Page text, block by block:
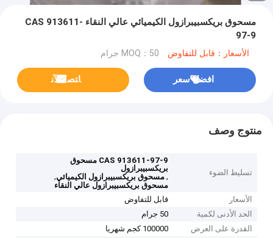
مسحوق بريكسبيبرازول الكيميائي عالي النقاء CAS 913611-
97-9
الأسعار：قابل للتفاوض MOQ：50 جرام
افضل سعر ﺎﺘﺼﻟ ﺍﻶﻧ
منتوج وصف
تسليط الضوء
CAS 913611-97-9 مسحوق
بريكسبيبرازول
,مسحوق بريكسبيبرازول الكيميائي,
مسحوق بريكسبيبرازول عالي النقاء
الأسعار
قابل للتفاوض
الحد الأدنى لكمية
50 جرام
القدرة على العرض
100000 كجم شهريا